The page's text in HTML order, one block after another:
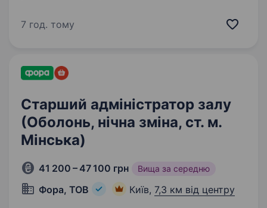
центрів в Україні. Ми стабільно працюємо
продавця, який готовий…
7 год. тому
Старший адміністратор залу
(Оболонь, нічна зміна, ст. м.
Мінська)
41 200 – 47 100 грн Вища за середню
Фора, ТОВ Київ, 7,3 км від центру